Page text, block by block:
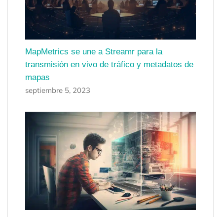
MapMetrics se une a Streamr para la
transmisión en vivo de tráfico y metadatos de
mapas
septiembre 5, 2023